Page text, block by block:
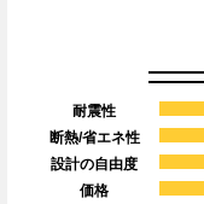
耐震性
断熱/省エネ性
設計の自由度
価格